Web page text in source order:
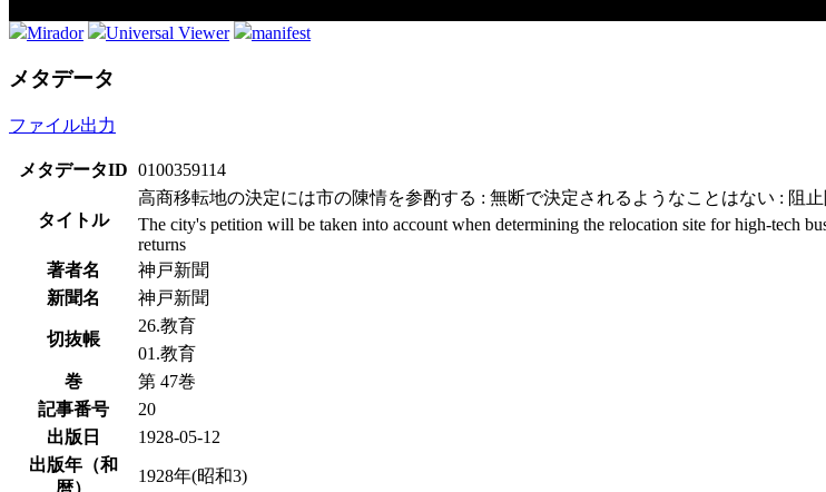
Mirador Universal Viewer manifest
メタデータ
ファイル出力
メタデータID 0100359114
タイトル
高商移転地の決定には市の陳情を参酌する : 無断で決定されるようなことはない : 阻
The city's petition will be taken into account when determining the relocation site for high-tech
returns
著者名
神戸新聞
新聞名
神戸新聞
切抜帳
26.教育
01.教育
巻
第 47巻
記事番号
20
出版日
1928-05-12
出版年（和
暦）
1928年(昭和3)